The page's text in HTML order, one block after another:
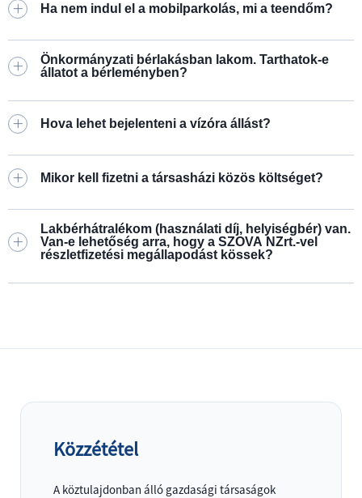
Ha nem indul el a mobilparkolás, mi a teendőm?
Önkormányzati bérlakásban lakom. Tarthatok-e
állatot a bérleményben?
Hova lehet bejelenteni a vízóra állást?
Mikor kell fizetni a társasházi közös költséget?
Lakbérhátralékom (használati díj, helyiségbér) van.
Van-e lehetőség arra, hogy a SZOVA NZrt.-vel
részletfizetési megállapodást kössek?
Közzététel
A köztulajdonban álló gazdasági társaságok